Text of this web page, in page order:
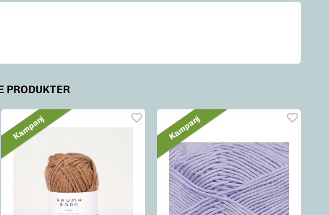
PRODUKTER
Kampanj Kampanj